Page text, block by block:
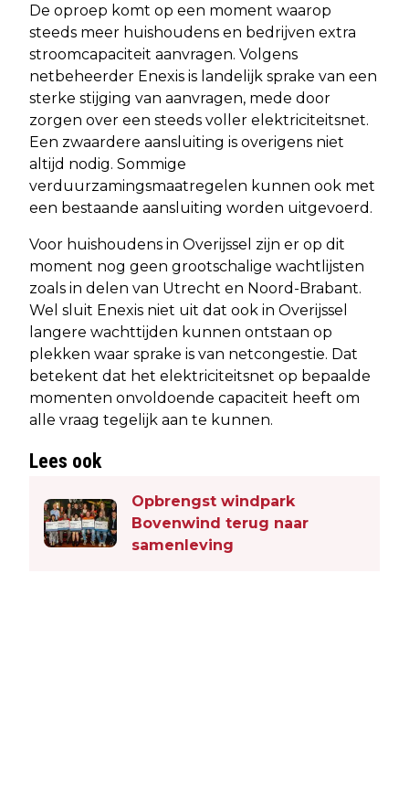
De oproep komt op een moment waarop
steeds meer huishoudens en bedrijven extra
stroomcapaciteit aanvragen. Volgens
netbeheerder Enexis is landelijk sprake van een
sterke stijging van aanvragen, mede door
zorgen over een steeds voller elektriciteitsnet.
Een zwaardere aansluiting is overigens niet
altijd nodig. Sommige
verduurzamingsmaatregelen kunnen ook met
een bestaande aansluiting worden uitgevoerd.
Voor huishoudens in Overijssel zijn er op dit
moment nog geen grootschalige wachtlijsten
zoals in delen van Utrecht en Noord-Brabant.
Wel sluit Enexis niet uit dat ook in Overijssel
langere wachttijden kunnen ontstaan op
plekken waar sprake is van netcongestie. Dat
betekent dat het elektriciteitsnet op bepaalde
momenten onvoldoende capaciteit heeft om
alle vraag tegelijk aan te kunnen.
Lees ook
Opbrengst windpark
Bovenwind terug naar
samenleving